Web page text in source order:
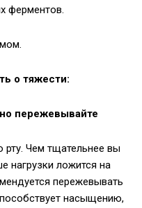
ферментов.
о тяжести:
пережевывайте
рту. Чем тщательнее вы
нагрузки ложится на
пережевывать
насыщению,